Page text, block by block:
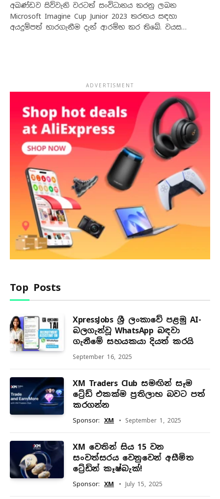
අඛණ්ඩව සිව්වැනි වරටත් සංවිධානය කරනු ලබන
Microsoft Imagine Cup Junior 2023 තරඟය සඳහා
අයදුම්පත් භාරගැනීම දැන් ආරම්භ කර තිබේ. වයස…
ADVERTISMENT
Top Posts
XpressJobs ශ්‍රී ලංකාවේ පළමු AI-
බලගැන්වූ WhatsApp බඳවා
ගැනීමේ සහයකයා දියත් කරයි
September 16, 2025
XM Traders Club සමඟින් සෑම
ට්‍රේඩ් එකක්ම ප්‍රතිලාභ බවට පත්
කරගන්න
Sponsor: XM September 1, 2025
XM වෙතින් සිය 15 වන
සංවත්සරය වෙනුවෙන් අසීමිත
ට්‍රේඩින් කෑෂ්බැක්!
Sponsor: XM July 15, 2025